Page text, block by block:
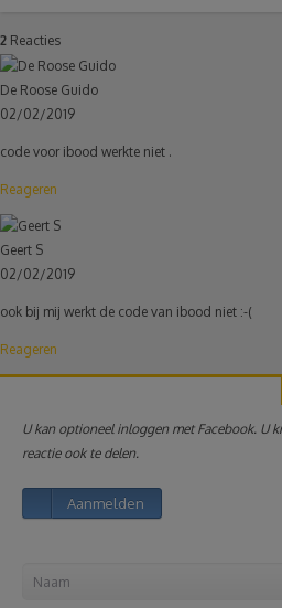
Reviews
Geldzaken
Elektronica
2 Reacties
De Roose Guido
02/02/2019
code voor ibood werkte niet .
Reageren
Geert S
02/02/2019
ook bij mij werkt de code van ibood niet :-(
Reageren
U kan optioneel inloggen met Facebook. U
reactie ook te delen.
Aanmelden